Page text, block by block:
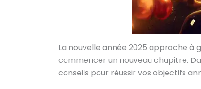
La nouvelle année 2025 approche à
commencer un nouveau chapitre.
conseils pour réussir vos objectifs